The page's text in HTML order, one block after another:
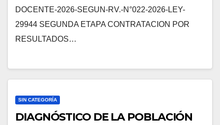
DOCENTE-2026-SEGUN-RV.-N°022-2026-LEY-
29944 SEGUNDA ETAPA CONTRATACION POR
RESULTADOS…
SIN CATEGORÍA
DIAGNÓSTICO DE LA POBLACIÓN